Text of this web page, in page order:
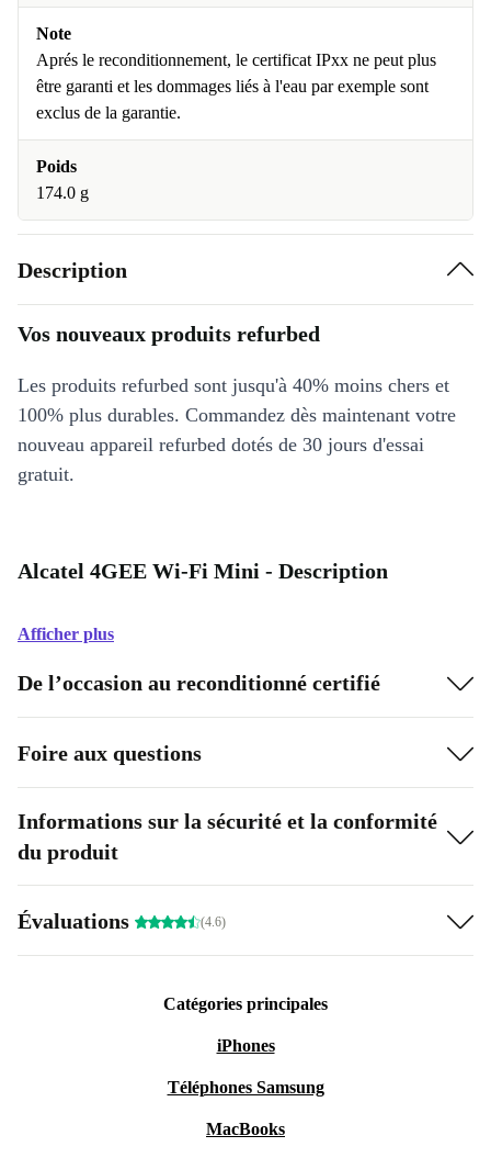
Note
Aprés le reconditionnement, le certificat IPxx ne peut plus
être garanti et les dommages liés à l'eau par exemple sont
exclus de la garantie.
Poids
174.0 g
Description
Vos nouveaux produits refurbed
Les produits refurbed sont jusqu'à 40% moins chers et
100% plus durables. Commandez dès maintenant votre
nouveau appareil refurbed dotés de 30 jours d'essai
gratuit.
Alcatel 4GEE Wi-Fi Mini - Description
Afficher plus
De l’occasion au reconditionné certifié
Foire aux questions
Informations sur la sécurité et la conformité
du produit
Évaluations (4.6)
Catégories principales
iPhones
Téléphones Samsung
MacBooks